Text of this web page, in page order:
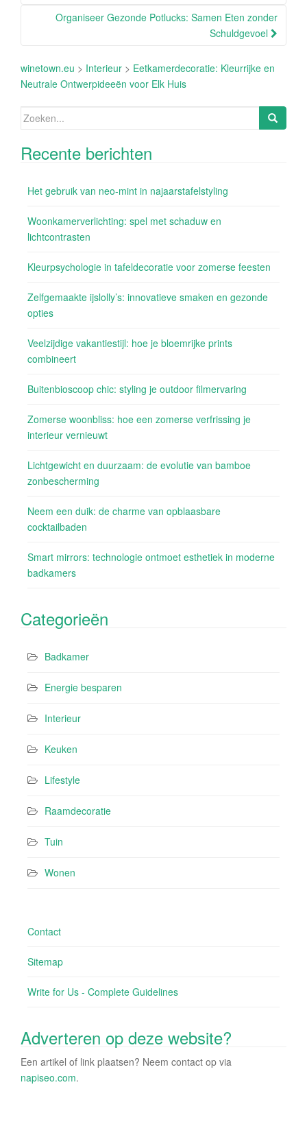
Organiseer Gezonde Potlucks: Samen Eten zonder
Schuldgevoel
winetown.eu > Interieur > Eetkamerdecoratie: Kleurrijke en
Neutrale Ontwerpideeën voor Elk Huis
Zoeken
Recente berichten
Het gebruik van neo-mint in najaarstafelstyling
Woonkamerverlichting: spel met schaduw en
lichtcontrasten
Kleurpsychologie in tafeldecoratie voor zomerse feesten
Zelfgemaakte ijslolly’s: innovatieve smaken en gezonde
opties
Veelzijdige vakantiestijl: hoe je bloemrijke prints
combineert
Buitenbioscoop chic: styling je outdoor filmervaring
Zomerse woonbliss: hoe een zomerse verfrissing je
interieur vernieuwt
Lichtgewicht en duurzaam: de evolutie van bamboe
zonbescherming
Neem een duik: de charme van opblaasbare
cocktailbaden
Smart mirrors: technologie ontmoet esthetiek in moderne
badkamers
Categorieën
Badkamer
Energie besparen
Interieur
Keuken
Lifestyle
Raamdecoratie
Tuin
Wonen
Contact
Sitemap
Write for Us - Complete Guidelines
Adverteren op deze website?
Een artikel of link plaatsen? Neem contact op via
napiseo.com.